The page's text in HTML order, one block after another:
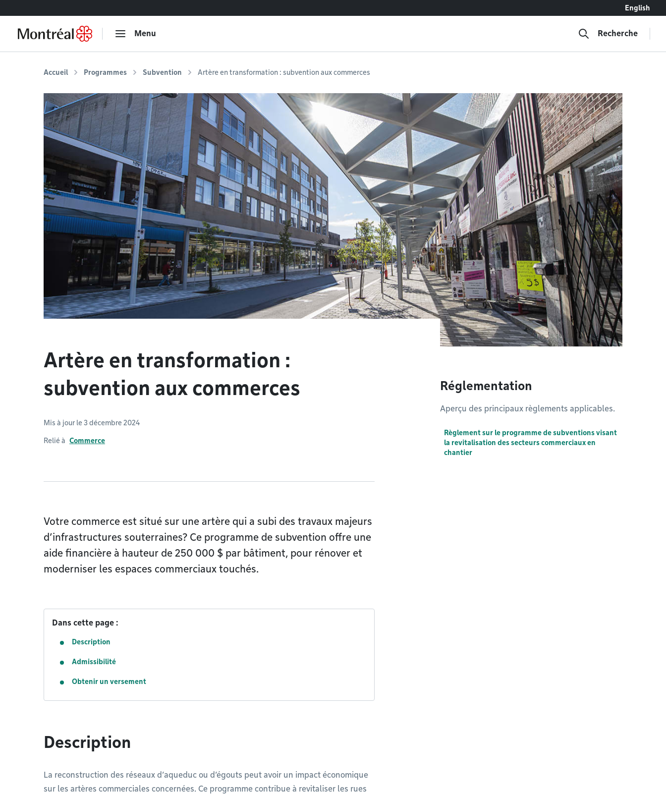
English
Menu Recherche
Accueil Programmes Subvention Artère en transformation : subvention aux commerces
Artère en transformation :
subvention aux commerces
Mis à jour le 3 décembre 2024
Relié à Commerce
Votre commerce est situé sur une artère qui a subi des travaux majeurs
d’infrastructures souterraines? Ce programme de subvention offre une
aide financière à hauteur de 250 000 $ par bâtiment, pour rénover et
moderniser les espaces commerciaux touchés.
Dans cette page :
Description
Admissibilité
Obtenir un versement
Description
La reconstruction des réseaux d’aqueduc ou d’égouts peut avoir un impact économique
sur les artères commerciales concernées. Ce programme contribue à revitaliser les rues
Réglementation
Aperçu des principaux règlements applicables.
Règlement sur le programme de subventions visant
la revitalisation des secteurs commerciaux en
chantier